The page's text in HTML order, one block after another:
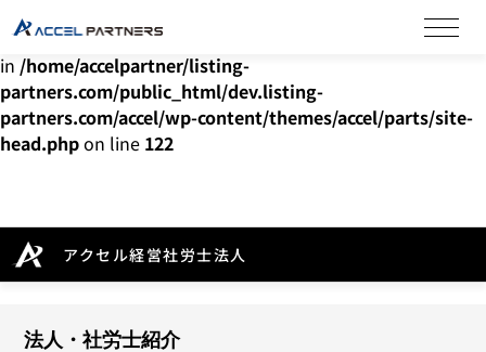
Warning: Undefined array key "HTTP_ACCEPT_LANGUAGE"
in /home/accelpartner/listing-
partners.com/public_html/dev.listing-
partners.com/accel/wp-content/themes/accel/parts/site-
head.phpon line 122
アクセル経営社労士法人
法人・社労士紹介